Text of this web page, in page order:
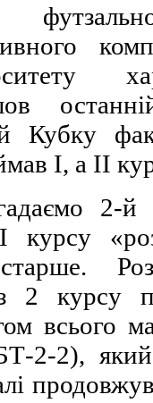
Кубку
І, а ІІ
2-й
курсу
2 курсу
всього
2-2),